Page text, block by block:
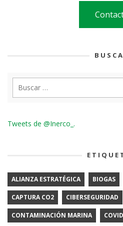
Tweets de @Inerco_.
ALIANZA ESTRATÉGICA BIOGAS
CAPTURA CO2 CIBERSEGURIDAD
CONTAMINACIÓN MARINA